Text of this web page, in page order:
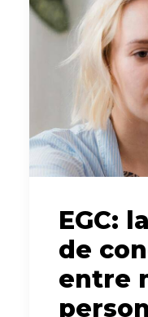
EGC:
de
entre